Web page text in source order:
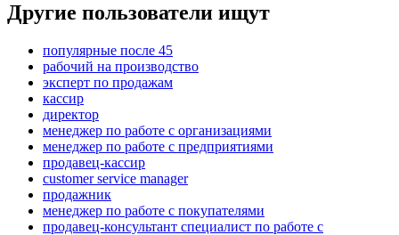
Другие пользователи ищут
популярные после 45
рабочий на производство
эксперт по продажам
кассир
директор
менеджер по работе с организациями
менеджер по работе с предприятиями
продавец-кассир
customer service manager
продажник
менеджер по работе с покупателями
продавец-консультант специалист по работе с